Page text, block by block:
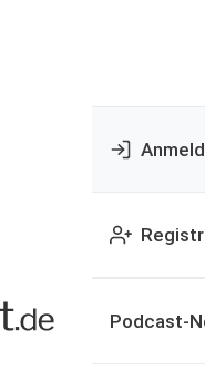
Podcast-